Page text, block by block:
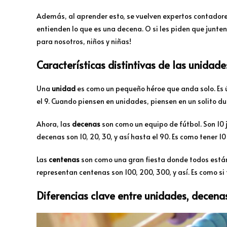
Además, al aprender esto, se vuelven expertos
entienden lo que es una decena. O si les piden que
para nosotros, niños y niñas!
Características distintivas de las
Una unidad es como un pequeño héroe que anda solo.
el 9. Cuando piensen en unidades, piensen en un solito
Ahora, las decenas son como un equipo de fútbol. Son
decenas son 10, 20, 30, y así hasta el 90. Es como tener
Las centenas son como una gran fiesta donde todos
representan centenas son 100, 200, 300, y así. Es como
Diferencias clave entre unidades,